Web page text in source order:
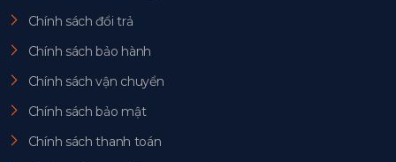
Chính sách đổi trả
Chính sách bảo hành
Chính sách vận chuyển
Chính sách bảo mật
Chính sách thanh toán